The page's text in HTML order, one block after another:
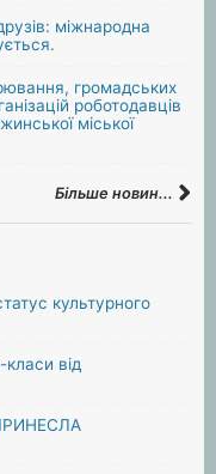
міжнародна
громадських
роботодавців
міської
Більше новин...
культурного
від